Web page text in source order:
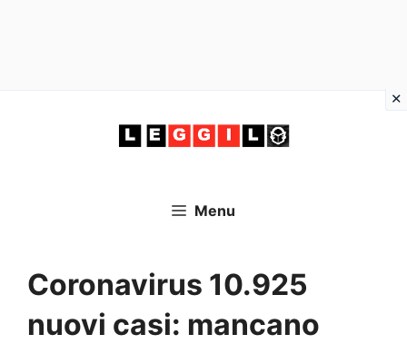
Menu
Coronavirus 10.925
nuovi casi: mancano